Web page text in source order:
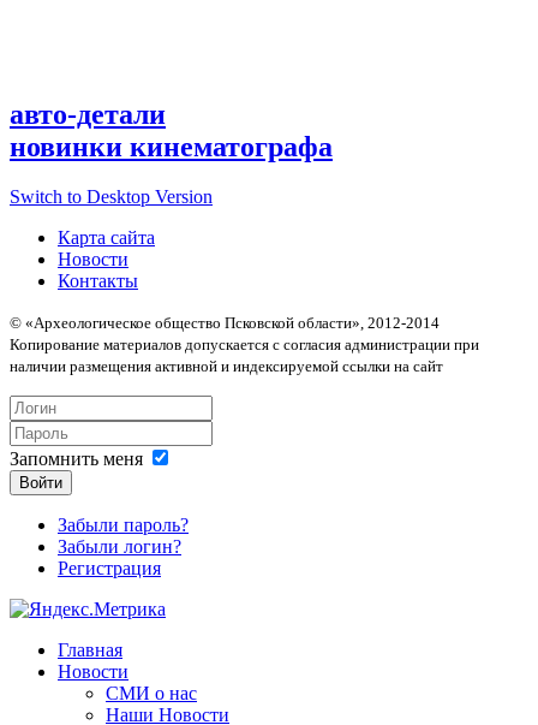
авто-детали
новинки кинематографа
Switch to Desktop Version
Карта сайта
Новости
Контакты
© «Археологическое общество Псковской области», 2012-2014
Копирование материалов допускается с согласия администрации при
наличии размещения активной и индексируемой ссылки на сайт
Запомнить меня
Войти
Забыли пароль?
Забыли логин?
Регистрация
Главная
Новости
СМИ о нас
Наши Новости